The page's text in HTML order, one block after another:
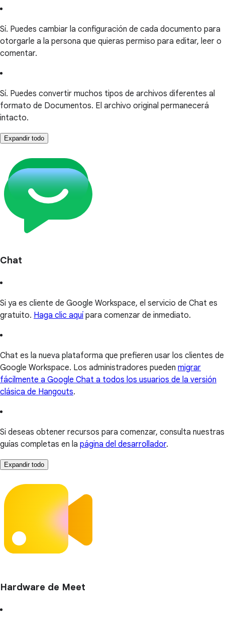
Sí. Puedes cambiar la configuración de cada documento para
otorgarle a la persona que quieras permiso para editar, leer o
comentar.
Sí. Puedes convertir muchos tipos de archivos diferentes al
formato de Documentos. El archivo original permanecerá
intacto.
Expandir todo
Chat
Si ya es cliente de Google Workspace, el servicio de Chat es
gratuito. Haga clic aquí para comenzar de inmediato.
Chat es la nueva plataforma que prefieren usar los clientes de
Google Workspace. Los administradores pueden migrar
fácilmente a Google Chat a todos los usuarios de la versión
clásica de Hangouts.
Si deseas obtener recursos para comenzar, consulta nuestras
guías completas en la página del desarrollador.
Expandir todo
Hardware de Meet